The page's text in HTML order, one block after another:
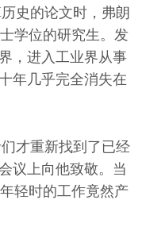
史的论文时，弗朗
学位的研究生。发
，进入工业界从事
年几乎完全消失在
才重新找到了已经
议上向他致敬。当
轻时的工作竟然产